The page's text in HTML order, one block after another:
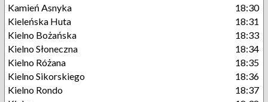
Kamień Asnyka
18:30
Kieleńska Huta
18:31
Kielno Bożańska
18:33
Kielno Słoneczna
18:34
Kielno Różana
18:35
Kielno Sikorskiego
18:36
Kielno Rondo
18:37